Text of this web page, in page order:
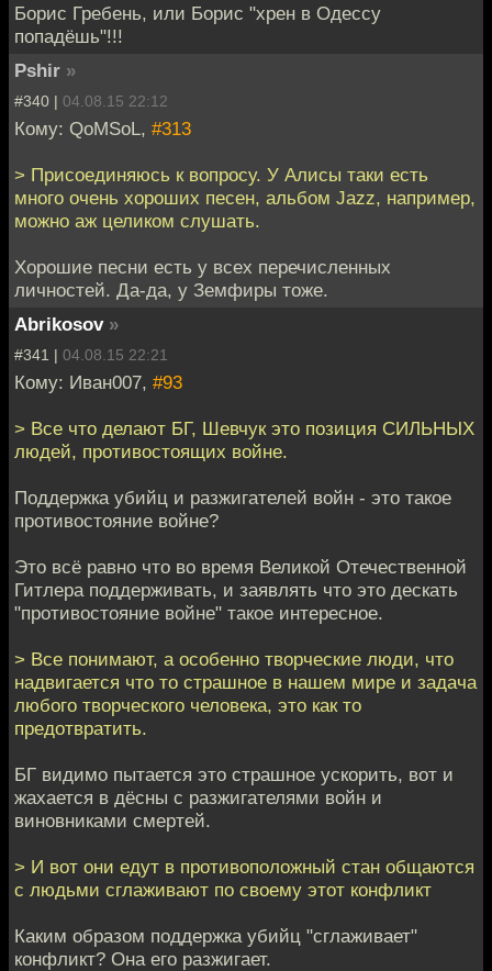
Борис Гребень, или Борис "хрен в Одессу
попадёшь"!!!
Pshir »
#340 | 04.08.15 22:12
Кому: QoMSoL, #313
> Присоединяюсь к вопросу. У Алисы таки есть
много очень хороших песен, альбом Jazz, например,
можно аж целиком слушать.
Хорошие песни есть у всех перечисленных
личностей. Да-да, у Земфиры тоже.
Abrikosov »
#341 | 04.08.15 22:21
Кому: Иван007, #93
> Все что делают БГ, Шевчук это позиция СИЛЬНЫХ
людей, противостоящих войне.
Поддержка убийц и разжигателей войн - это такое
противостояние войне?
Это всё равно что во время Великой Отечественной
Гитлера поддерживать, и заявлять что это дескать
"противостояние войне" такое интересное.
> Все понимают, а особенно творческие люди, что
надвигается что то страшное в нашем мире и задача
любого творческого человека, это как то
предотвратить.
БГ видимо пытается это страшное ускорить, вот и
жахается в дёсны с разжигателями войн и
виновниками смертей.
> И вот они едут в противоположный стан общаются
с людьми сглаживают по своему этот конфликт
Каким образом поддержка убийц "сглаживает"
конфликт? Она его разжигает.